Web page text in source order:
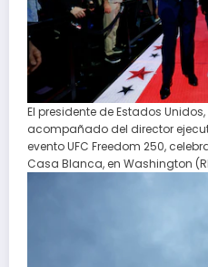
El presidente de Estados
acompañado del director
evento UFC Freedom 250,
Casa Blanca, en Washington